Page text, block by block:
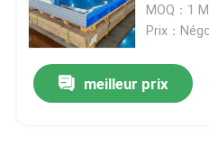
Produits
Vidéos
MOQ：1
Prix：
meilleur prix